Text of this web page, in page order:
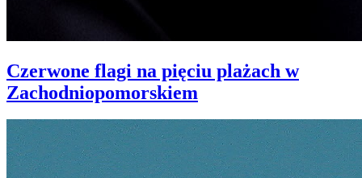
Czerwone flagi na pięciu plażach w
Zachodniopomorskiem